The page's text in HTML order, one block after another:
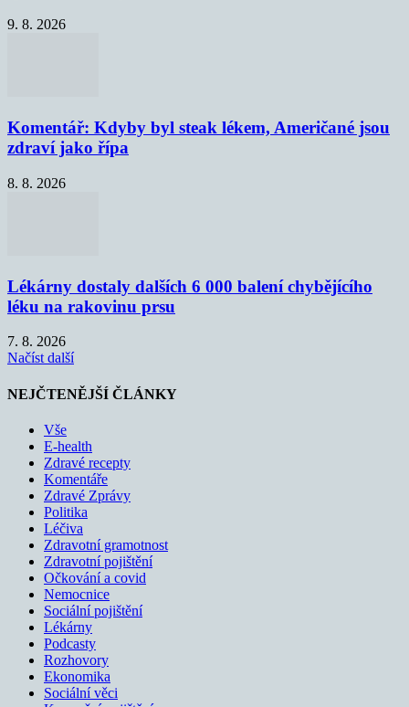
9. 8. 2026
Komentář: Kdyby byl steak lékem, Američané jsou
zdraví jako řípa
8. 8. 2026
Lékárny dostaly dalších 6 000 balení chybějícího
léku na rakovinu prsu
7. 8. 2026
Načíst další
NEJČTENĚJŠÍ ČLÁNKY
Vše
E-health
Zdravé recepty
Komentáře
Zdravé Zprávy
Politika
Léčiva
Zdravotní gramotnost
Zdravotní pojištění
Očkování a covid
Nemocnice
Sociální pojištění
Lékárny
Podcasty
Rozhovory
Ekonomika
Sociální věci